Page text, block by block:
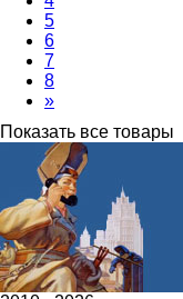
5
6
7
8
»
Показать все товары